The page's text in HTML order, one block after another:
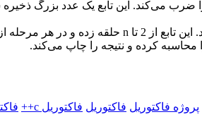
پروژه فاکتوریل فاکتوریل فاکتوریل c++